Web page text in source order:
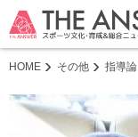
HOME その他 指導論